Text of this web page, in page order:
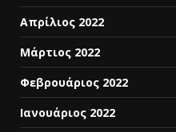
Απρίλιος 2022
Μάρτιος 2022
Φεβρουάριος 2022
Ιανουάριος 2022